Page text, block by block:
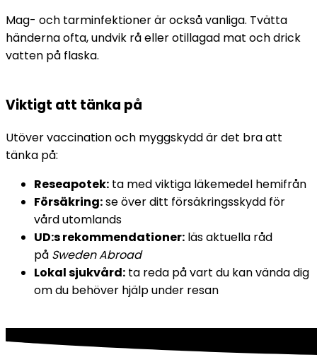
Mag- och tarminfektioner är också vanliga. Tvätta
händerna ofta, undvik rå eller otillagad mat och drick
vatten på flaska.
Viktigt att tänka på
Utöver vaccination och myggskydd är det bra att
tänka på:
Reseapotek: ta med viktiga läkemedel hemifrån
Försäkring: se över ditt försäkringsskydd för
vård utomlands
UD:s rekommendationer: läs aktuella råd
på Sweden Abroad
Lokal sjukvård: ta reda på vart du kan vända dig
om du behöver hjälp under resan